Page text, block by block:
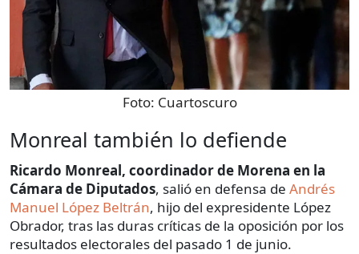
Foto: Cuartoscuro
Monreal también lo defiende
Ricardo Monreal, coordinador de Morena en la
Cámara de Diputados, salió en defensa de Andrés
Manuel López Beltrán, hijo del expresidente López
Obrador, tras las duras críticas de la oposición por los
resultados electorales del pasado 1 de junio.